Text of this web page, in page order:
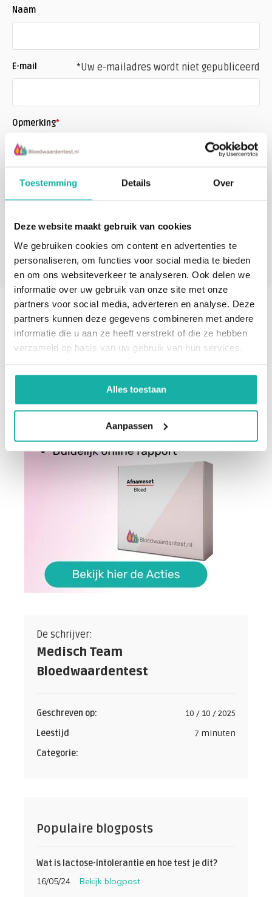
Toestemming Details Over
Deze website maakt gebruik van cookies
We gebruiken cookies om content en advertenties te
personaliseren, om functies voor social media te bieden
en om ons websiteverkeer te analyseren. Ook delen we
informatie over uw gebruik van onze site met onze
partners voor social media, adverteren en analyse. Deze
partners kunnen deze gegevens combineren met andere
informatie die u aan ze heeft verstrekt of die ze hebben
verzameld op basis van uw gebruik van hun services.
Alles toestaan
Aanpassen
Naam
E-mail *Uw e-mailadres wordt niet gepubliceerd
Opmerking*
* Verplichte velden Verstuur
De schrijver:
Medisch Team
Bloedwaardentest
Geschreven op:
10 / 10 / 2025
Leestijd
7 minuten
Categorie:
Populaire blogposts
Wat is lactose-intolerantie en hoe test je dit?
16/05/24 Bekijk blogpost